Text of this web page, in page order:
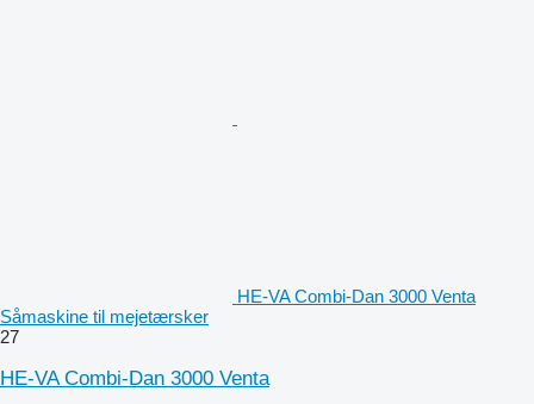
HE-VA Combi-Dan 3000 Venta
Såmaskine til mejetærsker
27
HE-VA Combi-Dan 3000 Venta